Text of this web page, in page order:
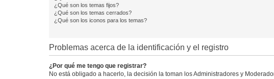
¿Qué son los temas fijos?
¿Qué son los temas cerrados?
¿Qué son los iconos para los temas?
Problemas acerca de la identificación y el registro
¿Por qué me tengo que registrar?
No está obligado a hacerlo, la decisión la toman los Administradores y